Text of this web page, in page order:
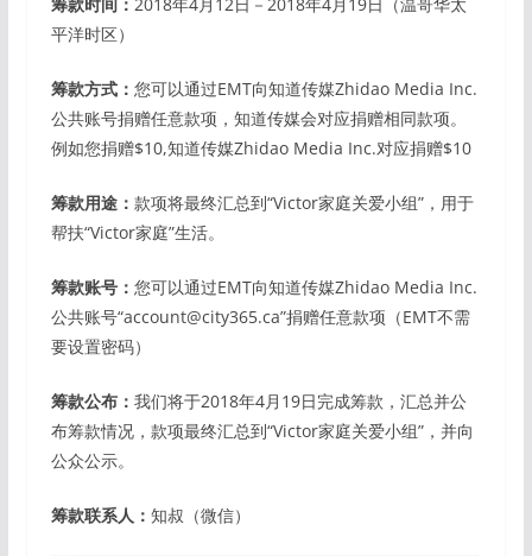
平洋时区）
筹款方式： 您可以通过EMT向知道传媒Zhidao Media Inc.
公共账号捐赠任意款项，知道传媒会对应捐赠相同款项。
例如您捐赠$10,知道传媒Zhidao Media Inc.对应捐赠$10
筹款用途： 款项将最终汇总到“Victor家庭关爱小组”，用于
帮扶“Victor家庭”生活。
筹款账号： 您可以通过EMT向知道传媒Zhidao Media Inc.
公共账号“account@city365.ca”捐赠任意款项（EMT不需
要设置密码）
筹款公布： 我们将于2018年4月19日完成筹款，汇总并公
布筹款情况，款项最终汇总到“Victor家庭关爱小组”，并向
公众公示。
筹款联系人： 知叔（微信）